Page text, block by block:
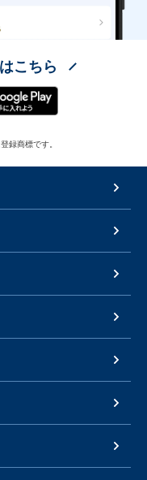
こちら
録商標です。